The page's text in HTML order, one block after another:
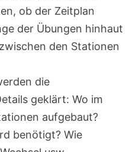
ob der Zeitplan
der Übungen hinhaut
den Stationen
die
geklärt: Wo im
aufgebaut?
benötigt? Wie